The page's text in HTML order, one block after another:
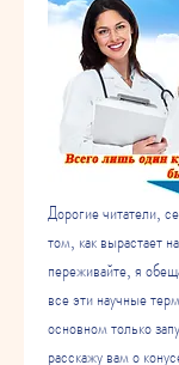
Дорогие читатели,
том, как вырастает
переживайте, я
все эти научные
основном только
расскажу вам о